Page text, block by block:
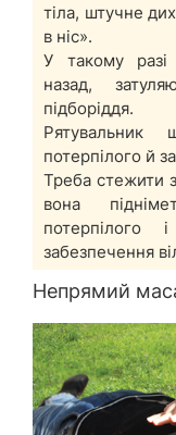
тіла, штучне
в ніс».
У такому разі
назад,
підборіддя.
потерпілого й
Треба стежити
вона
забезпечення
Непрямий